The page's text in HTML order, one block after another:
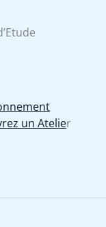
un Atelier